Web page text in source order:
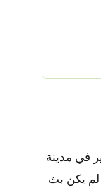
في مدينة
يكن بث